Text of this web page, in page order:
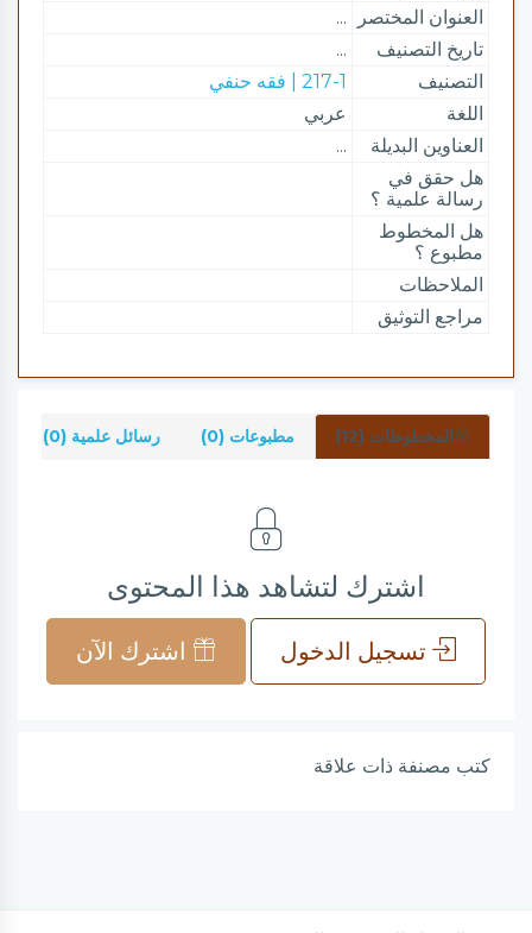
العنوان المختصر
...
تاريخ التصنيف
...
التصنيف
217-1 | فقه حنفي
اللغة
عربي
العناوين البديلة
...
هل حقق في
رسالة علمية ؟
هل المخطوط
مطبوع ؟
الملاحظات
مراجع التوثيق
المخطوطات (12) مطبوعات (0) رسائل علمية (0)
اشترك لتشاهد هذا المحتوى
تسجيل الدخول اشترك الآن
كتب مصنفة ذات علاقة